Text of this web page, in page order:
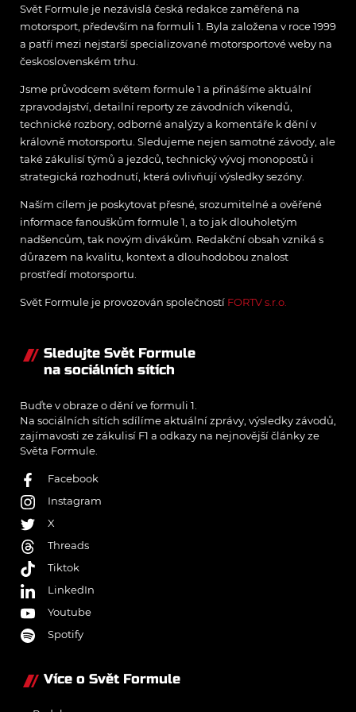
Svět Formule je nezávislá česká redakce zaměřená na
motorsport, především na formuli 1. Byla založena v roce 1999
a patří mezi nejstarší specializované motorsportové weby na
československém trhu.
Jsme průvodcem světem formule 1 a přinášíme aktuální
zpravodajství, detailní reporty ze závodních víkendů,
technické rozbory, odborné analýzy a komentáře k dění v
královně motorsportu. Sledujeme nejen samotné závody, ale
také zákulisí týmů a jezdců, technický vývoj monopostů i
strategická rozhodnutí, která ovlivňují výsledky sezóny.
Naším cílem je poskytovat přesné, srozumitelné a ověřené
informace fanouškům formule 1, a to jak dlouholetým
nadšencům, tak novým divákům. Redakční obsah vzniká s
důrazem na kvalitu, kontext a dlouhodobou znalost
prostředí motorsportu.
Svět Formule je provozován společností FORTV s.r.o.
Sledujte Svět Formule
na sociálních sítích
Buďte v obraze o dění ve formuli 1.
Na sociálních sítích sdílíme aktuální zprávy, výsledky závodů,
zajímavosti ze zákulisí F1 a odkazy na nejnovější články ze
Světa Formule.
Facebook
Instagram
X
Threads
Tiktok
LinkedIn
Youtube
Spotify
Více o Svět Formule